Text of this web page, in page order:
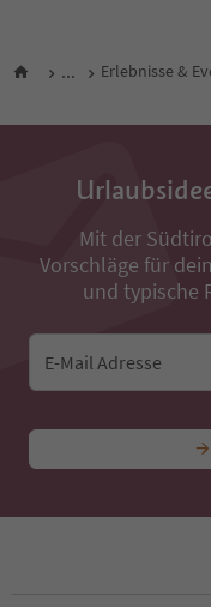
... Erlebnisse &
Mit der
Vorschläge für
und typische
E-Mail Adresse